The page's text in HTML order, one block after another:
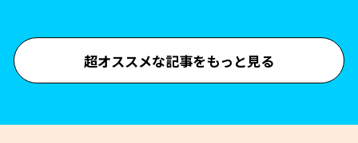
超オススメな記事をもっと見る